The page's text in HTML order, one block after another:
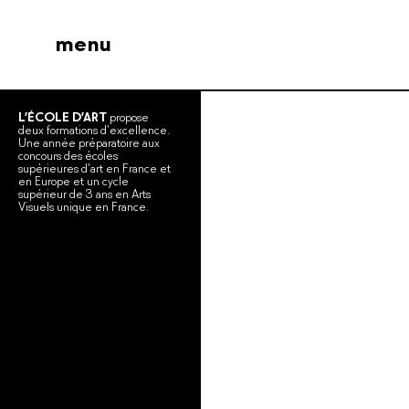
menu
L’ÉCOLE D’ART propose
deux formations d’excellence.
Une année préparatoire aux
concours des écoles
supérieures d’art en France et
en Europe et un cycle
supérieur de 3 ans en Arts
Visuels unique en France.